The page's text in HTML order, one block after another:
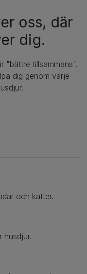
oss, där
dig.
"bättre tillsammans".
dig genom varje
och katter.
husdjur.